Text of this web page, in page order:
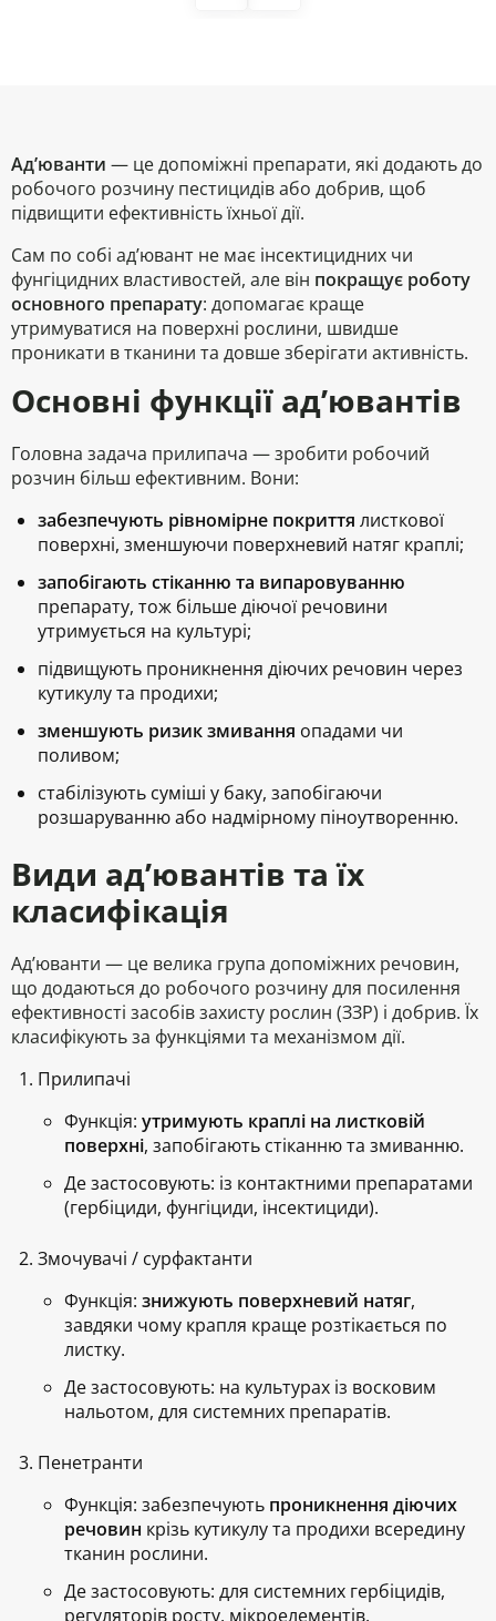
Ад’юванти — це допоміжні препарати, які додають до
робочого розчину пестицидів або добрив, щоб
підвищити ефективність їхньої дії.
Сам по собі ад’ювант не має інсектицидних чи
фунгіцидних властивостей, але він покращує роботу
основного препарату: допомагає краще
утримуватися на поверхні рослини, швидше
проникати в тканини та довше зберігати активність.
Основні функції ад’ювантів
Головна задача прилипача — зробити робочий
розчин більш ефективним. Вони:
забезпечують рівномірне покриття листкової
поверхні, зменшуючи поверхневий натяг краплі;
запобігають стіканню та випаровуванню
препарату, тож більше діючої речовини
утримується на культурі;
підвищують проникнення діючих речовин через
кутикулу та продихи;
зменшують ризик змивання опадами чи
поливом;
стабілізують суміші у баку, запобігаючи
розшаруванню або надмірному піноутворенню.
Види ад’ювантів та їх
класифікація
Ад’юванти — це велика група допоміжних речовин,
що додаються до робочого розчину для посилення
ефективності засобів захисту рослин (ЗЗР) і добрив. Їх
класифікують за функціями та механізмом дії.
Прилипачі
Функція: утримують краплі на листковій
поверхні, запобігають стіканню та змиванню.
Де застосовують: із контактними препаратами
(гербіциди, фунгіциди, інсектициди).
Змочувачі / сурфактанти
Функція: знижують поверхневий натяг,
завдяки чому крапля краще розтікається по
листку.
Де застосовують: на культурах із восковим
нальотом, для системних препаратів.
Пенетранти
Функція: забезпечують проникнення діючих
речовин крізь кутикулу та продихи всередину
тканин рослини.
Де застосовують: для системних гербіцидів,
регуляторів росту, мікроелементів.